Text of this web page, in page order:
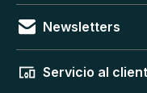
Newsletters
Servicio al